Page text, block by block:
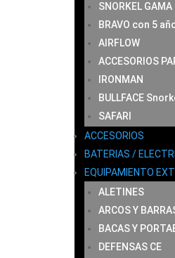
SNORKEL
BRAVO con 5
AIRFLOW
ACCESORIOS
IRONMAN
BULLFACE
SAFARI
ACCESORIOS
BATERIAS /
EQUIPAMIENTO
ALETINES
ARCOS Y
BACAS Y
DEFENSAS CE